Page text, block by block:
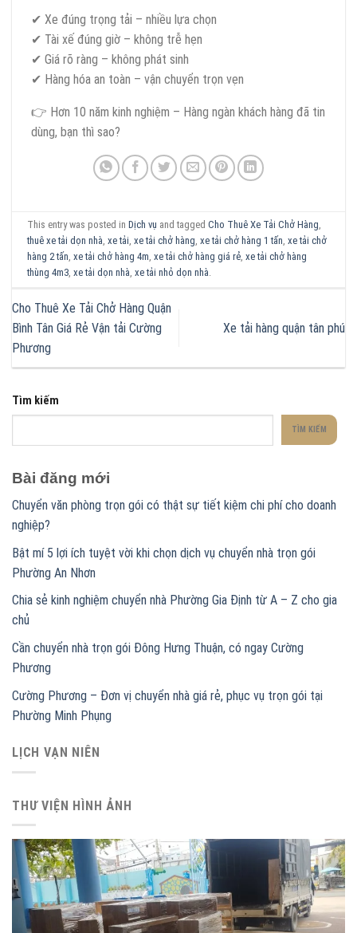
✔ Xe đúng trọng tải – nhiều lựa chọn
✔ Tài xế đúng giờ – không trễ hẹn
✔ Giá rõ ràng – không phát sinh
✔ Hàng hóa an toàn – vận chuyển trọn vẹn
👉 Hơn 10 năm kinh nghiệm – Hàng ngàn khách hàng đã tin
dùng, bạn thì sao?
This entry was posted inDịch vụ and taggedCho Thuê Xe Tải Chở Hàng
thuê xe tải dọn nhà ,xe tải ,xe tải chở hàng ,xe tải chở hàng 1 tấn ,xe tải chở
hàng 2 tấn ,xe tải chở hàng 4m ,xe tải chở hàng giá rẻ ,xe tải chở hàng
thùng 4m3 ,xe tải dọn nhà ,xe tải nhỏ dọn nhà
Cho Thuê Xe Tải Chở Hàng Quận
Bình Tân Giá Rẻ Vận tải Cường
Phương
Xe tải hàng quận tân phú
Tìm kiếm
TÌM KIẾM
Bài đăng mới
Chuyển văn phòng trọn gói có thật sự tiết kiệm chi phí cho doanh
nghiệp?
Bật mí 5 lợi ích tuyệt vời khi chọn dịch vụ chuyển nhà trọn gói
Phường An Nhơn
Chia sẻ kinh nghiệm chuyển nhà Phường Gia Định từ A – Z cho gia
chủ
Cần chuyển nhà trọn gói Đông Hưng Thuận, có ngay Cường
Phương
Cường Phương – Đơn vị chuyển nhà giá rẻ, phục vụ trọn gói tại
Phường Minh Phụng
LỊCH VẠN NIÊN
THƯ VIỆN HÌNH ẢNH